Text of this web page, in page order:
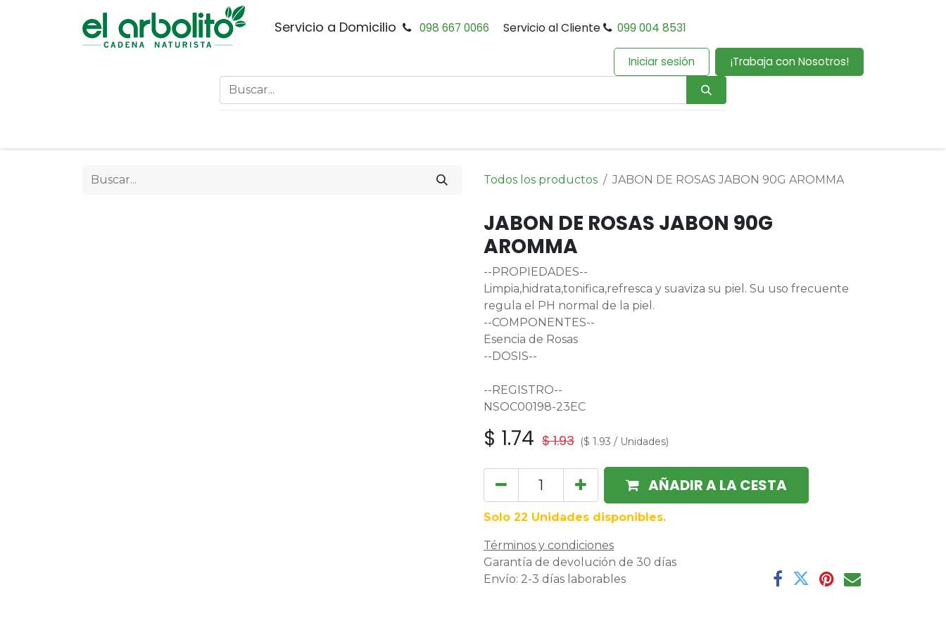
Servicio a Domicilio 098 667 0066 Servicio al Cliente 099 004 8531
Iniciar sesión ¡Trabaja con Nosotros!
Todos los productos JABON DE ROSAS JABON 90G AROMMA
JABON DE ROSAS JABON 90G
AROMMA
--PROPIEDADES--
Limpia,hidrata,tonifica,refresca y suaviza su piel. Su uso frecuente
regula el PH normal de la piel.
--COMPONENTES--
Esencia de Rosas
--DOSIS--
--REGISTRO--
NSOC00198-23EC
$ 1.74 $1.93 ($ 1.93 / Unidades)
AÑADIR A LA CESTA
Solo 22 Unidades disponibles.
Términos y condiciones
Garantía de devolución de 30 días
Envío: 2-3 días laborables